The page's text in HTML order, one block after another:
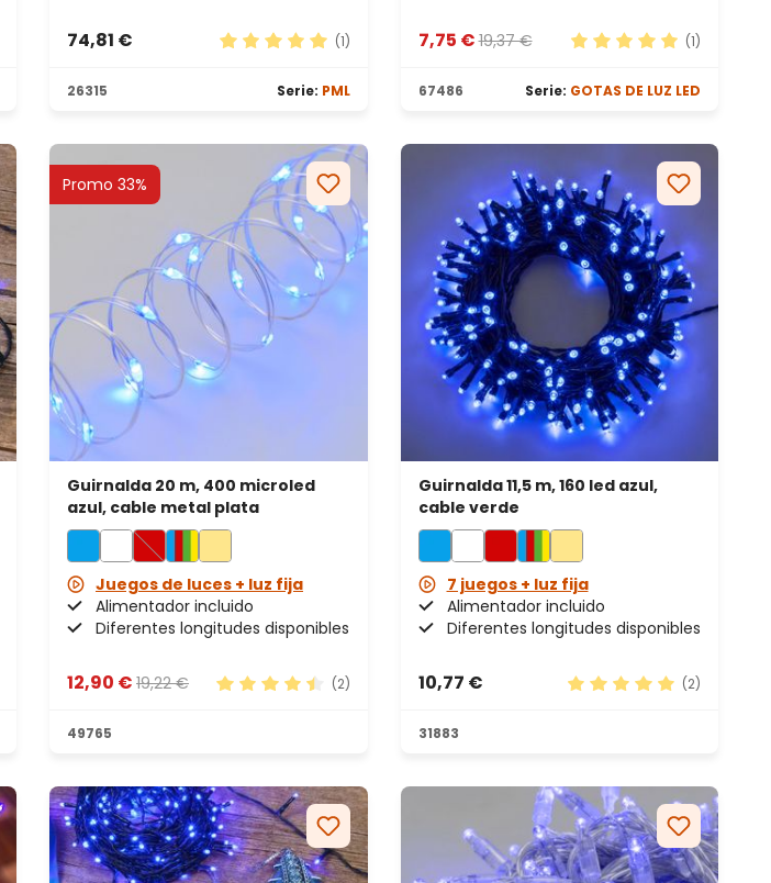
74,81 €
(1)
26315 Serie: PML
7,75 €19,37 € (1)
67486 Serie: GOTAS DE LUZ LED
Promo 33%
Guirnalda 20 m, 400 microled
azul, cable metal plata
Juegos de luces + luz fija
Alimentador incluido
Diferentes longitudes disponibles
12,90 € 19,22 € (2)
49765
Guirnalda 11,5 m, 160 led azul,
cable verde
7 juegos + luz fija
Alimentador incluido
Diferentes longitudes disponibles
10,77 €
(2)
31883